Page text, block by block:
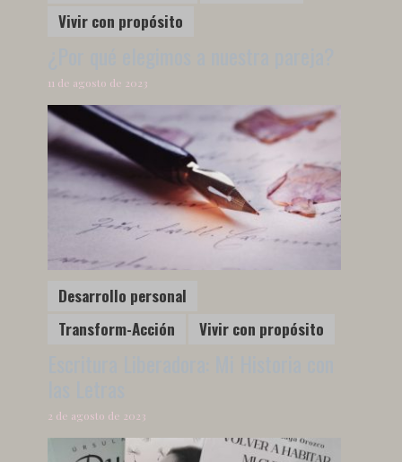
Vivir con propósito
11 de agosto de 2023
Desarrollo personal
Transform-Acción
Vivir con propósito
2 de agosto de 2023